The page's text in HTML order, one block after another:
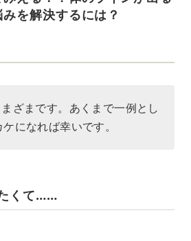
を解決するには？
ざまです。あくまで一例とし
になれば幸いです。
くて……